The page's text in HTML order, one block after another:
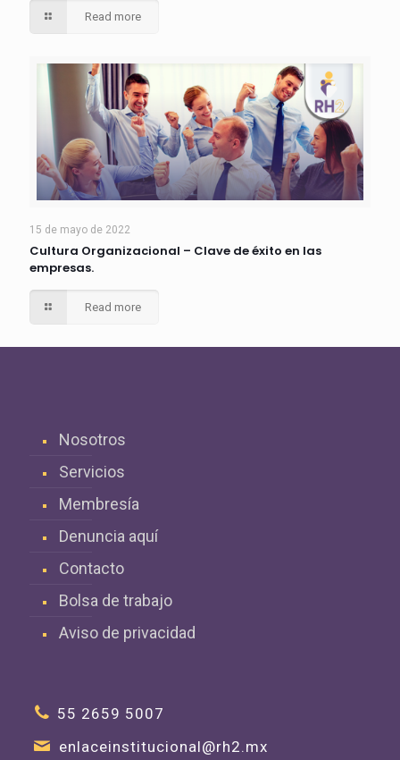
Read more
15 de mayo de 2022
Cultura Organizacional – Clave de éxito en las
empresas.
Read more
Nosotros
Servicios
Membresía
Denuncia aquí
Contacto
Bolsa de trabajo
Aviso de privacidad
55 2659 5007
enlaceinstitucional@rh2.mx